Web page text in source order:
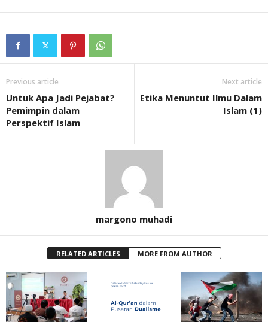
Previous article
Untuk Apa Jadi Pejabat?
Pemimpin dalam
Perspektif Islam
Next article
Etika Menuntut Ilmu Dalam
Islam (1)
margono muhadi
RELATED ARTICLES MORE FROM AUTHOR